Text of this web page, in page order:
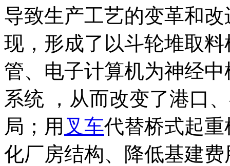
导致生产工艺的变革和
现，形成了以斗轮堆取
管、电子计算机为神经
系统 ，从而改变了港口
局；用 叉车代替桥式起
化厂房结构、降低基建费